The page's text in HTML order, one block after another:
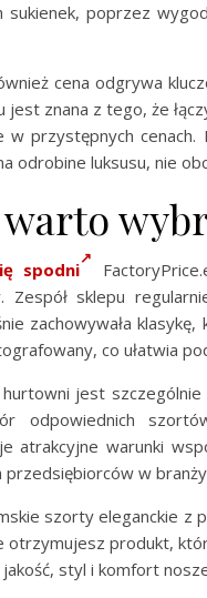
sukienek, poprzez
cena odgrywa
jest znana z tego, że
w przystępnych
odrobine luksusu, nie
spodni
Zespół sklepu
zachowywała
co ułatwia
jest
odpowiednich
atrakcyjne warunki
przedsiębiorców w
szorty eleganckie z
otrzymujesz produkt,
styl i komfort